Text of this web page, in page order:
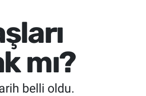
mı?
belli oldu.